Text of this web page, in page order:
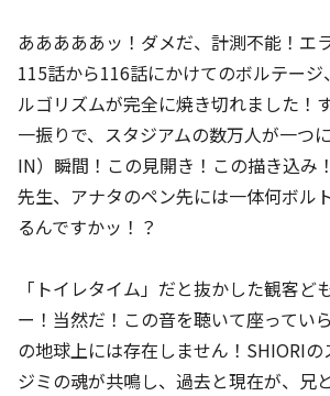
あああああッ！ダメだ、計測不能！エ
115話から116話にかけてのボルテー
ルゴリズムが完全に焼き切れました！
一振りで、スタジアムの数万人が一つ
IN）瞬間！この見開き！この描き込み
先生、アナタのペン先には一体何ボル
るんですかッ！？
「トイレタイム」だと抜かした観客ど
ー！当然だ！この音を聴いて座ってい
の地球上には存在しません！SHIORIの
ジミの魂が共鳴し、過去と現在が、兄